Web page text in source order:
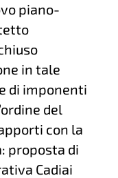
piano-
in tale
di imponenti
del
con la
proposta di
Cadiai